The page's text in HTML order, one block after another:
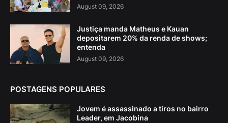
August 09, 2026
Justiça manda Matheus e Kauan
depositarem 20% da renda de shows;
entenda
August 09, 2026
POSTAGENS POPULARES
Jovem é assassinado a tiros no bairro
Leader, em Jacobina